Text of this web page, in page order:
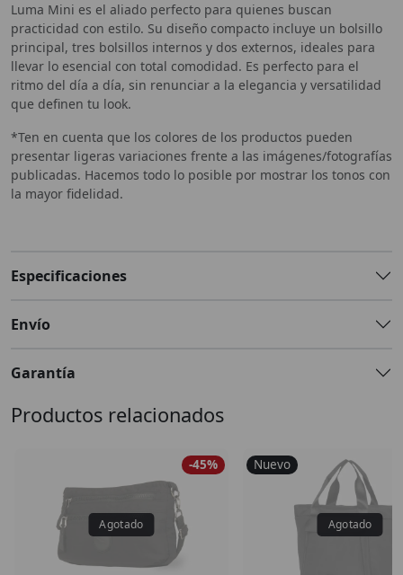
Luma Mini es el aliado perfecto para quienes buscan
practicidad con estilo. Su diseño compacto incluye un bolsillo
principal, tres bolsillos internos y dos externos, ideales para
llevar lo esencial con total comodidad. Es perfecto para el
ritmo del día a día, sin renunciar a la elegancia y versatilidad
que definen tu look.
*Ten en cuenta que los colores de los productos pueden
presentar ligeras variaciones frente a las imágenes/fotografías
publicadas. Hacemos todo lo posible por mostrar los tonos con
la mayor fidelidad.
Especificaciones
Envío
Garantía
Productos relacionados
-45% Nuevo